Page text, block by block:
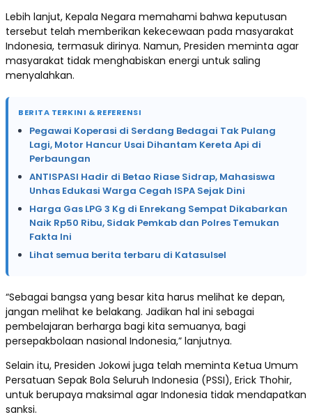
Lebih lanjut, Kepala Negara memahami bahwa keputusan
tersebut telah memberikan kekecewaan pada masyarakat
Indonesia, termasuk dirinya. Namun, Presiden meminta agar
masyarakat tidak menghabiskan energi untuk saling
menyalahkan.
BERITA TERKINI & REFERENSI
Pegawai Koperasi di Serdang Bedagai Tak Pulang
Lagi, Motor Hancur Usai Dihantam Kereta Api di
Perbaungan
ANTISPASI Hadir di Betao Riase Sidrap, Mahasiswa
Unhas Edukasi Warga Cegah ISPA Sejak Dini
Harga Gas LPG 3 Kg di Enrekang Sempat Dikabarkan
Naik Rp50 Ribu, Sidak Pemkab dan Polres Temukan
Fakta Ini
Lihat semua berita terbaru di Katasulsel
“Sebagai bangsa yang besar kita harus melihat ke depan,
jangan melihat ke belakang. Jadikan hal ini sebagai
pembelajaran berharga bagi kita semuanya, bagi
persepakbolaan nasional Indonesia,” lanjutnya.
Selain itu, Presiden Jokowi juga telah meminta Ketua Umum
Persatuan Sepak Bola Seluruh Indonesia (PSSI), Erick Thohir,
untuk berupaya maksimal agar Indonesia tidak mendapatkan
sanksi.